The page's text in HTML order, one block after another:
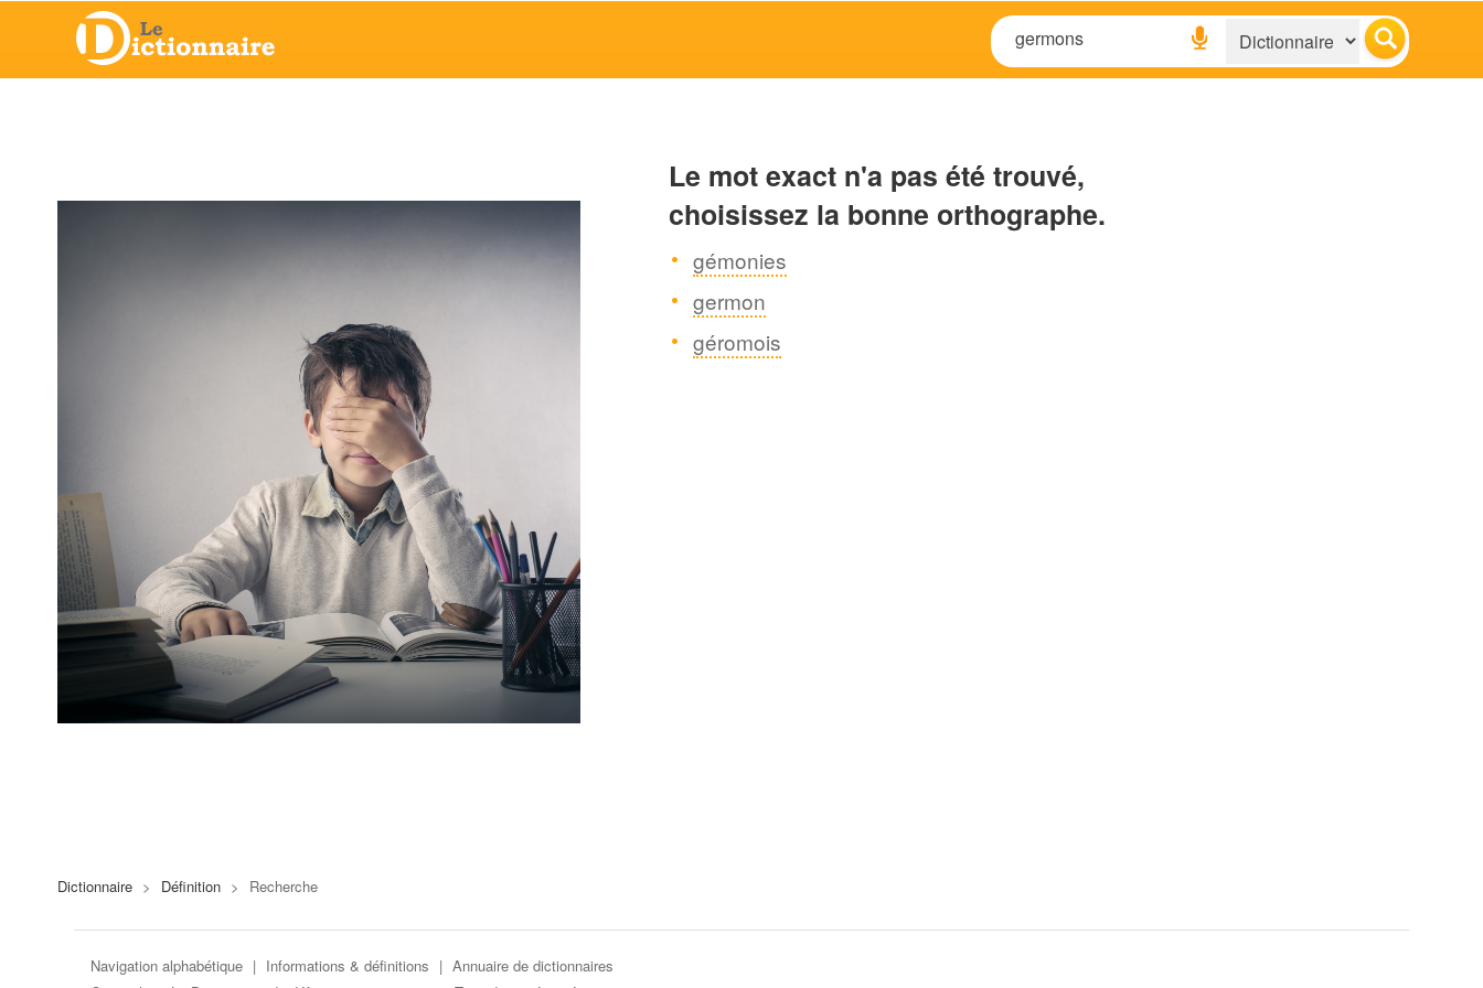
Le mot exact n'a pas été trouvé,
choisissez la bonne orthographe.
gémonies
germon
géromois
Dictionnaire > Définition > Recherche
Navigation alphabétique | Informations & définitions | Annuaire de dictionnaires